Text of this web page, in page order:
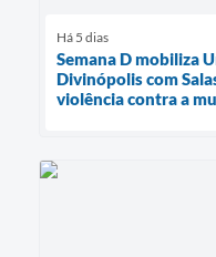
Há 5 dias
Semana D mobiliza
Divinópolis com
violência contra a